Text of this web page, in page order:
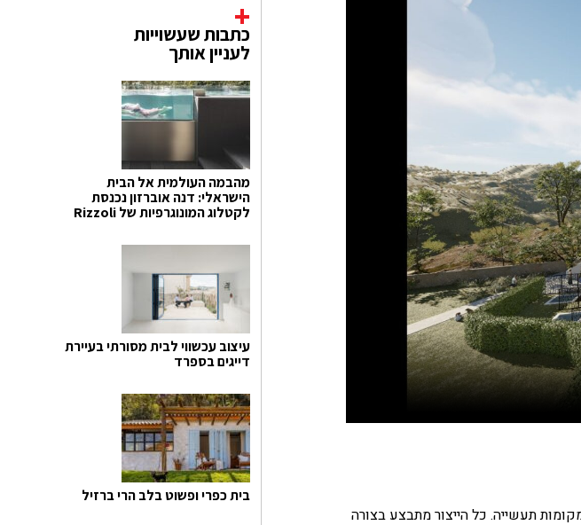
תעשייה. כל הייצור מתבצע בצורה
כתבות שעשוייות
לעניין אותך
מהבמה העולמית אל הבית
הישראלי: דנה אוברזון נכנסת
לקטלוג המונוגרפיות של Rizzoli
עיצוב עכשווי לבית מסורתי בעיירת
דייגים בספרד
בית כפרי ופשוט בלב הרי ברזיל